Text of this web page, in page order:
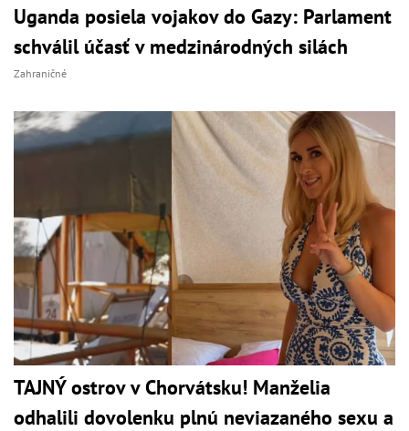
Uganda posiela vojakov do Gazy: Parlament
schválil účasť v medzinárodných silách
Zahraničné
TAJNÝ ostrov v Chorvátsku! Manželia
odhalili dovolenku plnú neviazaného sexu a